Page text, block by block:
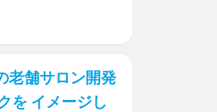
老舗サロン開発
を イメージし